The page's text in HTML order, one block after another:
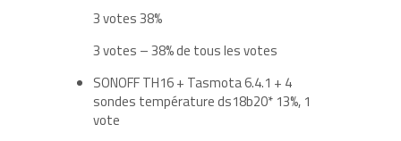
3 votes 38%
3 votes – 38% de tous les votes
SONOFF TH16 + Tasmota 6.4.1 + 4
sondes température ds18b20* 13%, 1
vote